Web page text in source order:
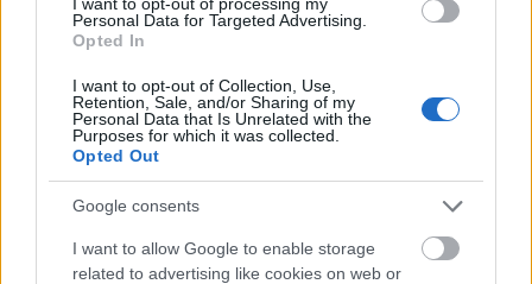
Personal Data for Targeted Advertising.
Opted In
I want to opt-out of Collection, Use,
Retention, Sale, and/or Sharing of my
Personal Data that Is Unrelated with the
Purposes for which it was collected.
Opted Out
Google consents
I want to allow Google to enable storage
related to advertising like cookies on web or
TAGS:
Κυριάκος Μητσοτάκης
BEST OFINTERNET